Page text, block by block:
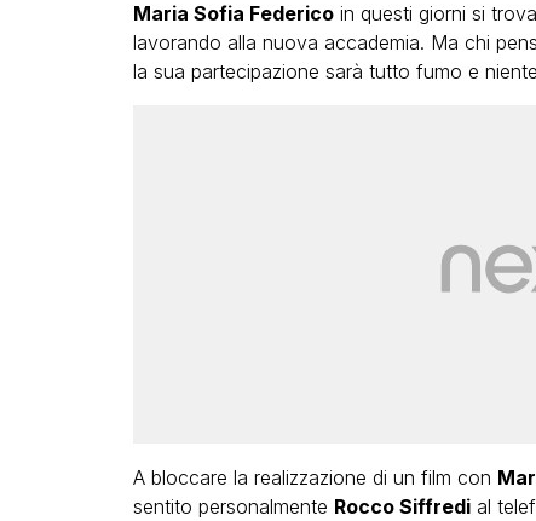
Maria Sofia Federicoin questi giorni si
lavorando alla nuova accademia. Ma chi
la sua partecipazione sarà tutto fumo e
A bloccare la realizzazione di un film con
sentito personalmente Rocco Siffredial